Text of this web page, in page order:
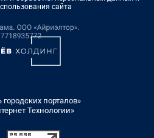
сайта
порталов»
Технологии»